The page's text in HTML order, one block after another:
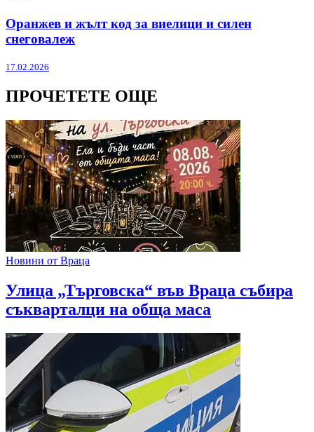
Оранжев и жълт код за виелици и силен
снеговалеж
17.02.2026
ПРОЧЕТЕТЕ ОЩЕ
Новини от Враца
Улица „Търговска“ във Враца събира
съкварталци на обща маса